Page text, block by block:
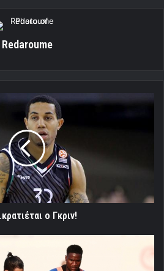
Redaroume
ο Γκριν!